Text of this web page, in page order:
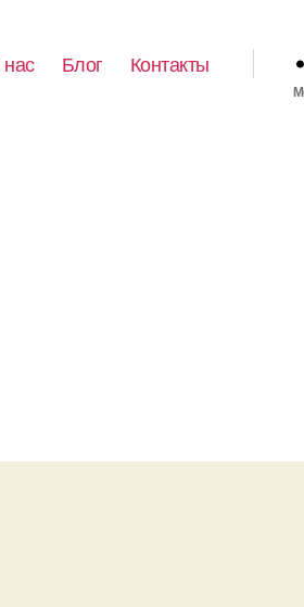
Блог Контакты